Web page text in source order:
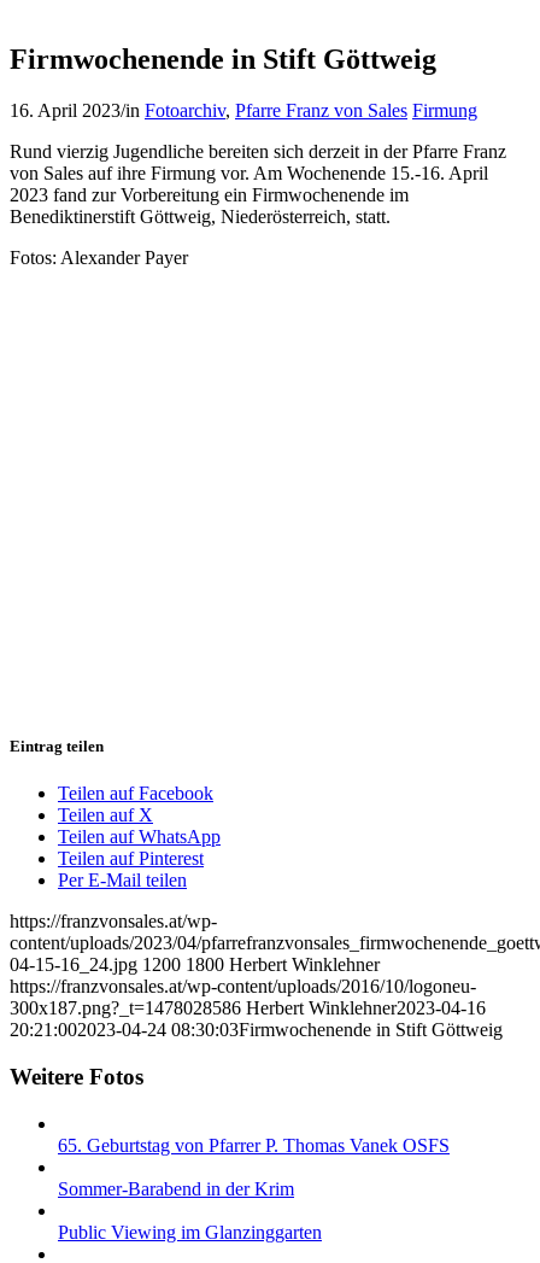
Firmwochenende in Stift Göttweig
16. April 2023/in Fotoarchiv, Pfarre Franz von Sales Firmung
Rund vierzig Jugendliche bereiten sich derzeit in der Pfarre Franz
von Sales auf ihre Firmung vor. Am Wochenende 15.-16. April
2023 fand zur Vorbereitung ein Firmwochenende im
Benediktinerstift Göttweig, Niederösterreich, statt.
Fotos: Alexander Payer
Eintrag teilen
Teilen auf Facebook
Teilen auf X
Teilen auf WhatsApp
Teilen auf Pinterest
Per E-Mail teilen
https://franzvonsales.at/wp-
content/uploads/2023/04/
04-15-16_24.jpg 1200 1800 Herbert Winklehner
https://franzvonsales.at/wp-content/uploads/2016/10/logoneu-
300x187.png?_t=1478028586 Herbert Winklehner2023-04-16
20:21:002023-04-24 08:30:03Firmwochenende in Stift Göttweig
Weitere Fotos
65. Geburtstag von Pfarrer P. Thomas Vanek OSFS
Sommer-Barabend in der Krim
Public Viewing im Glanzinggarten